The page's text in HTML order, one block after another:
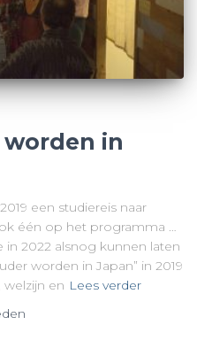
in
een studiereis naar
één op het programma …
in 2022 alsnog kunnen laten
worden in Japan” in 2019
en Lees verder